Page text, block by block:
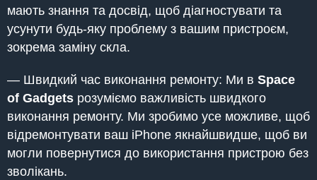
мають знання та досвід, щоб діагностувати та
усунути будь-яку проблему з вашим пристроєм,
зокрема заміну скла.
— Швидкий час виконання ремонту: Ми в Space
of Gadgets розуміємо важливість швидкого
виконання ремонту. Ми зробимо усе можливе, щоб
відремонтувати ваш iPhone якнайшвидше, щоб ви
могли повернутися до використання пристрою без
зволікань.